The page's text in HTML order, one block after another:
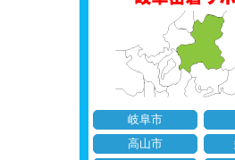
岐阜市
高山市